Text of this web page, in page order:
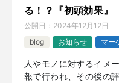
る！？『初頭効果』
公開日： 2024年12月12日
blog
お知らせ マー
人やモノに対するイメ
報で行われ、その後の